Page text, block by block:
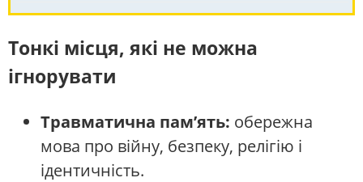
Тонкі місця, які не можна
ігнорувати
Травматична пам’ять: обережна
мова про війну, безпеку, релігію і
ідентичність.